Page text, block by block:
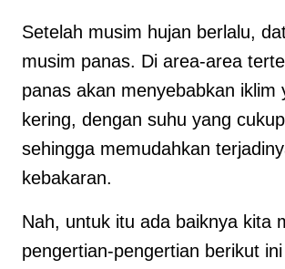
Setelah musim hujan berlalu,
musim panas. Di area-area
panas akan menyebabkan iklim
kering, dengan suhu yang
sehingga memudahkan
kebakaran.
Nah, untuk itu ada baiknya kita
pengertian-pengertian berikut